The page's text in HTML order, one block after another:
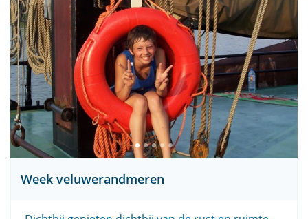
Week veluwerandmeren